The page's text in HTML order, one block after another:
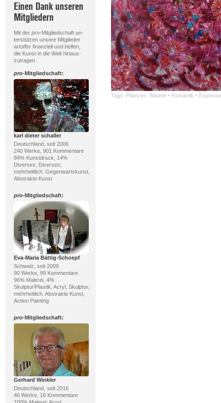
Einen Dank unseren
Mitgliedern
Mit der pro-Mitgliedschaft un-
terstützen unsere Mitglieder
artofferfinanziell und helfen,
die Kunst in die Welt hinaus-
zutragen.
pro-Mitgliedschaft:
karl dieter schaller
Deutschland, seit 2006
240 Werke, 901 Kommentare
84% Kunstdruck, 14%
Diverses; Diverses;
mehrheitlich: Gegenwartskunst,
Abstrakte Kunst
pro-Mitgliedschaft:
Eva-Maria Bättig-Schoepf
Schweiz, seit 2009
90 Werke, 99 Kommentare
96% Malerei, 4%
Skulptur/Plastik; Acryl, Skulptur;
mehrheitlich: Abstrakte Kunst,
Action Painting
pro-Mitgliedschaft:
Gerhard Winkler
Deutschland, seit 2016
46 Werke, 16 Kommentare
Tags: Pflanzen: Bäume · Romantik ·